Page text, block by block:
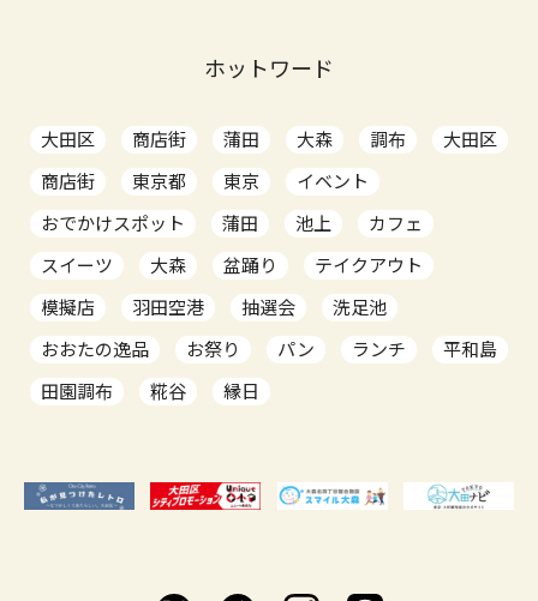
ホットワード
大田区 商店街 蒲田 大森 調布
大田区
商店街
東京都 東京
イベント
おでかけスポット
蒲田 池上
カフェ
スイーツ
大森 盆踊り
テイクアウト
模擬店
羽田空港 抽選会
洗足池
おおたの逸品
お祭り パン ランチ
平和島
田園調布
糀谷 縁日